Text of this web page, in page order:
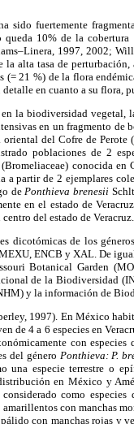
sido fuertemente
10% de la
1997, 2002;
alta tasa de
(= 21 %) de la flora
en cuanto a su flora,
la biodiversidad vegetal,
en un fragmento de
del Cofre de Perote (
poblaciones de 2
conocida en
a partir de 2 ejemplares
dePonthieva brenesii
en el estado de
del estado de Veracruz.
dicotómicas de los
ENCB y XAL. De
Botanical Garden
de la Biodiversidad
y la información de
1997). En México
de 4 a 6 especies en
con especies
del género Ponthieva: P.
una especie terrestre o
en México y
como
con manchas
con manchas rojas y